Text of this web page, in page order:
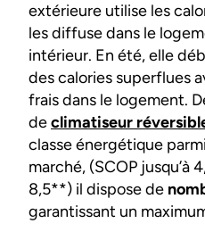
extérieure utilise les
les diffuse dans le
intérieur. En été, elle
des calories superflues
frais dans le logement.
declimatiseur
classe énergétique
marché, (SCOP jusqu’à
8,5**) il dispose de
garantissant un